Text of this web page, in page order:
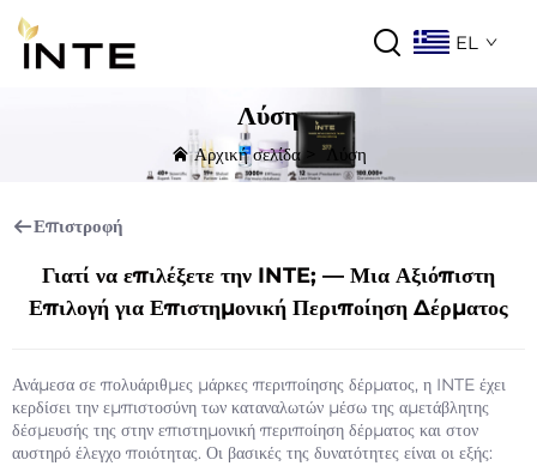
EL
Λύση
Αρχική σελίδα>Λύση
Επιστροφή
Γιατί να επιλέξετε την INTE; — Μια Αξιόπιστη
Επιλογή για Επιστημονική Περιποίηση Δέρματος
Ανάμεσα σε πολυάριθμες μάρκες περιποίησης δέρματος, η INTE έχει
κερδίσει την εμπιστοσύνη των καταναλωτών μέσω της αμετάβλητης
δέσμευσής της στην επιστημονική περιποίηση δέρματος και στον
αυστηρό έλεγχο ποιότητας. Οι βασικές της δυνατότητες είναι οι εξής: